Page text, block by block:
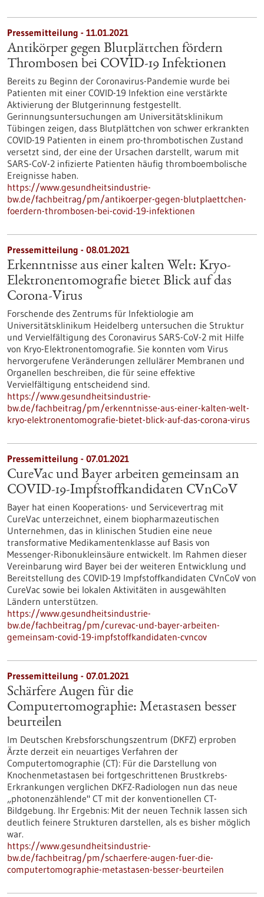
Pressemitteilung - 11.01.2021
Antikörper gegen Blutplättchen fördern
Thrombosen bei COVID-19 Infektionen
Bereits zu Beginn der Coronavirus-Pandemie wurde bei
Patienten mit einer COVID-19 Infektion eine verstärkte
Aktivierung der Blutgerinnung festgestellt.
Gerinnungsuntersuchungen am Universitätsklinikum
Tübingen zeigen, dass Blutplättchen von schwer erkrankten
COVID-19 Patienten in einem pro-thrombotischen Zustand
versetzt sind, der eine der Ursachen darstellt, warum mit
SARS-CoV-2 infizierte Patienten häufig thromboembolische
Ereignisse haben.
https://www.gesundheitsindustrie-
bw.de/fachbeitrag/pm/antikoerper-gegen-blutplaettchen-
foerdern-thrombosen-bei-covid-19-infektionen
Pressemitteilung - 08.01.2021
Erkenntnisse aus einer kalten Welt: Kryo-
Elektronentomografie bietet Blick auf das
Corona-Virus
Forschende des Zentrums für Infektiologie am
Universitätsklinikum Heidelberg untersuchen die Struktur
und Vervielfältigung des Coronavirus SARS-CoV-2 mit Hilfe
von Kryo-Elektronentomografie. Sie konnten vom Virus
hervorgerufene Veränderungen zellulärer Membranen und
Organellen beschreiben, die für seine effektive
Vervielfältigung entscheidend sind.
https://www.gesundheitsindustrie-
bw.de/fachbeitrag/pm/erkenntnisse-aus-einer-kalten-welt-
kryo-elektronentomografie-bietet-blick-auf-das-corona-virus
Pressemitteilung - 07.01.2021
CureVac und Bayer arbeiten gemeinsam an
COVID-19-Impfstoffkandidaten CVnCoV
Bayer hat einen Kooperations- und Servicevertrag mit
CureVac unterzeichnet, einem biopharmazeutischen
Unternehmen, das in klinischen Studien eine neue
transformative Medikamentenklasse auf Basis von
Messenger-Ribonukleinsäure entwickelt. Im Rahmen dieser
Vereinbarung wird Bayer bei der weiteren Entwicklung und
Bereitstellung des COVID-19 Impfstoffkandidaten CVnCoV von
CureVac sowie bei lokalen Aktivitäten in ausgewählten
Ländern unterstützen.
https://www.gesundheitsindustrie-
bw.de/fachbeitrag/pm/curevac-und-bayer-arbeiten-
gemeinsam-covid-19-impfstoffkandidaten-cvncov
Pressemitteilung - 07.01.2021
Schärfere Augen für die
Computertomographie: Metastasen besser
beurteilen
Im Deutschen Krebsforschungszentrum (DKFZ) erproben
Ärzte derzeit ein neuartiges Verfahren der
Computertomographie (CT): Für die Darstellung von
Knochenmetastasen bei fortgeschrittenen Brustkrebs-
Erkrankungen verglichen DKFZ-Radiologen nun das neue
„photonenzählende" CT mit der konventionellen CT-
Bildgebung. Ihr Ergebnis: Mit der neuen Technik lassen sich
deutlich feinere Strukturen darstellen, als es bisher möglich
war.
https://www.gesundheitsindustrie-
bw.de/fachbeitrag/pm/schaerfere-augen-fuer-die-
computertomographie-metastasen-besser-beurteilen